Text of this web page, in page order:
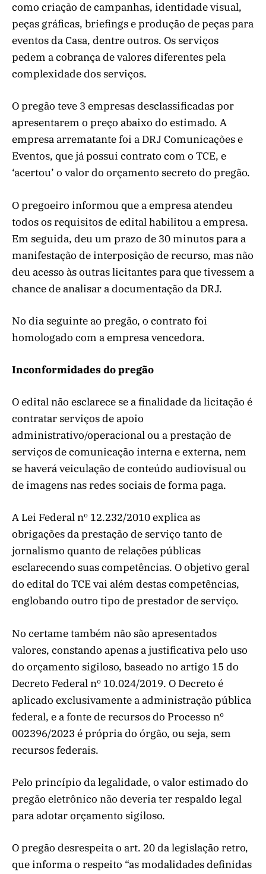
como criação de campanhas, identidade visual,
peças gráficas, briefings e produção de peças para
eventos da Casa, dentre outros. Os serviços
pedem a cobrança de valores diferentes pela
complexidade dos serviços.
O pregão teve 3 empresas desclassificadas por
apresentarem o preço abaixo do estimado. A
empresa arrematante foi a DRJ Comunicações e
Eventos, que já possui contrato com o TCE, e
‘acertou’ o valor do orçamento secreto do pregão.
O pregoeiro informou que a empresa atendeu
todos os requisitos de edital habilitou a empresa.
Em seguida, deu um prazo de 30 minutos para a
manifestação de interposição de recurso, mas não
deu acesso às outras licitantes para que tivessem a
chance de analisar a documentação da DRJ.
No dia seguinte ao pregão, o contrato foi
homologado com a empresa vencedora.
Inconformidades do pregão
O edital não esclarece se a finalidade da licitação é
contratar serviços de apoio
administrativo/operacional ou a prestação de
serviços de comunicação interna e externa, nem
se haverá veiculação de conteúdo audiovisual ou
de imagens nas redes sociais de forma paga.
A Lei Federal nº 12.232/2010 explica as
obrigações da prestação de serviço tanto de
jornalismo quanto de relações públicas
esclarecendo suas competências. O objetivo geral
do edital do TCE vai além destas competências,
englobando outro tipo de prestador de serviço.
No certame também não são apresentados
valores, constando apenas a justificativa pelo uso
do orçamento sigiloso, baseado no artigo 15 do
Decreto Federal nº 10.024/2019. O Decreto é
aplicado exclusivamente a administração pública
federal, e a fonte de recursos do Processo nº
002396/2023 é própria do órgão, ou seja, sem
recursos federais.
Pelo princípio da legalidade, o valor estimado do
pregão eletrônico não deveria ter respaldo legal
para adotar orçamento sigiloso.
O pregão desrespeita o art. 20 da legislação retro,
que informa o respeito “as modalidades definidas